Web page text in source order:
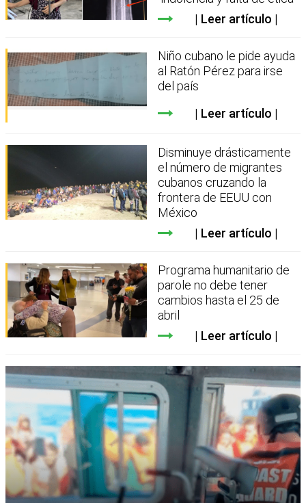
Leer artículo
Niño cubano le pide ayuda
al Ratón Pérez para irse
del país
Leer artículo
Disminuye drásticamente
el número de migrantes
cubanos cruzando la
frontera de EEUU con
México
Leer artículo
Programa humanitario de
parole no debe tener
cambios hasta el 25 de
abril
Leer artículo